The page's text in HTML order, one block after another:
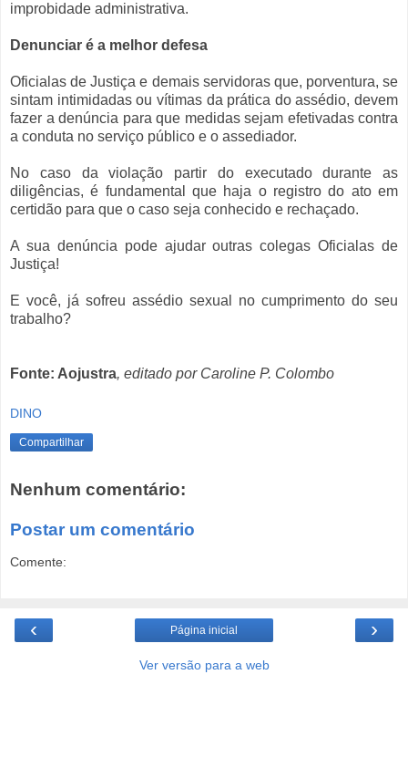
improbidade administrativa.
Denunciar é a melhor defesa
Oficialas de Justiça e demais servidoras que, porventura, se
sintam intimidadas ou vítimas da prática do assédio, devem
fazer a denúncia para que medidas sejam efetivadas contra
a conduta no serviço público e o assediador.
No caso da violação partir do executado durante as
diligências, é fundamental que haja o registro do ato em
certidão para que o caso seja conhecido e rechaçado.
A sua denúncia pode ajudar outras colegas Oficialas de
Justiça!
E você, já sofreu assédio sexual no cumprimento do seu
trabalho?
Fonte: Aojustra, editado por Caroline P. Colombo
DINO
Compartilhar
Nenhum comentário:
Postar um comentário
Comente:
‹ ›
Página inicial
Ver versão para a web